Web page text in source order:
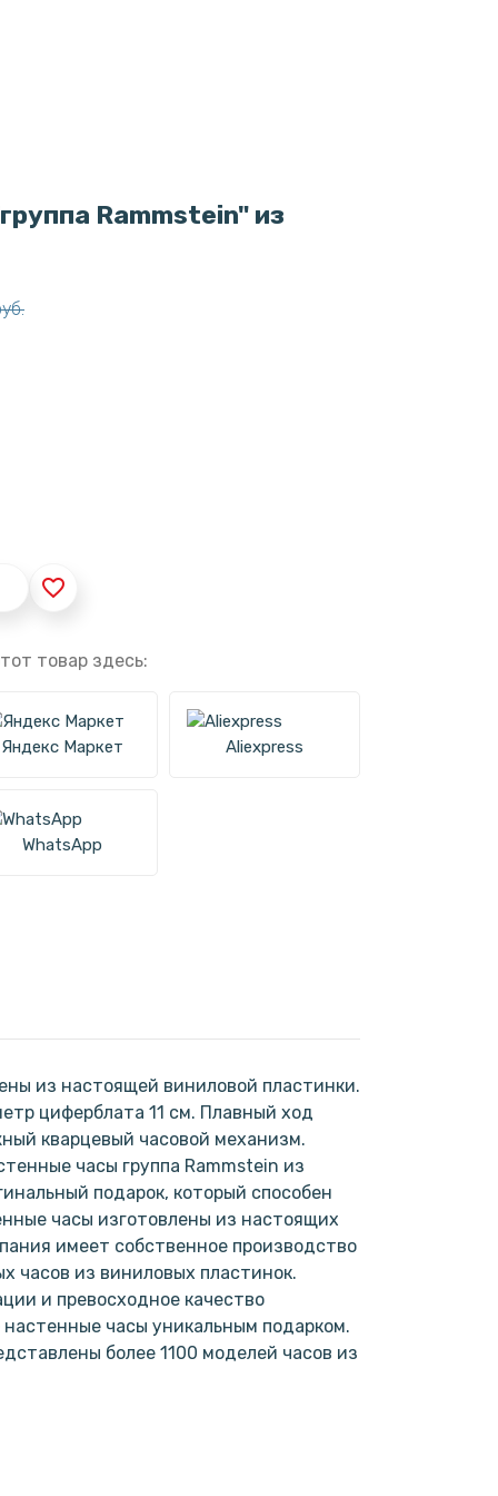
Rammstein" из
favorite_border
товар здесь:
Яндекс Маркет Aliexpress
WhatsApp
из настоящей виниловой пластинки.
циферблата 11 см. Плавный ход
кварцевый часовой механизм.
часы группа Rammstein из
подарок, который способен
часы изготовлены из настоящих
имеет собственное производство
часов из виниловых пластинок.
и превосходное качество
часы уникальным подарком.
более 1100 моделей часов из